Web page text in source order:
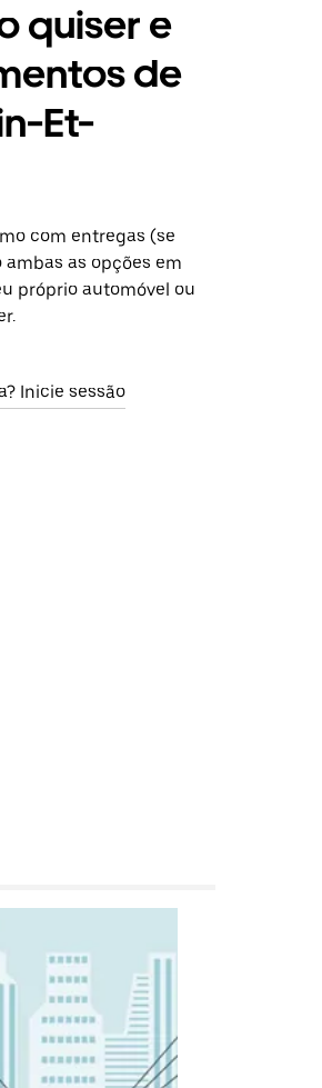
quiser e
de
Et-
com entregas (se
as opções em
próprio automóvel ou
Inicie sessão